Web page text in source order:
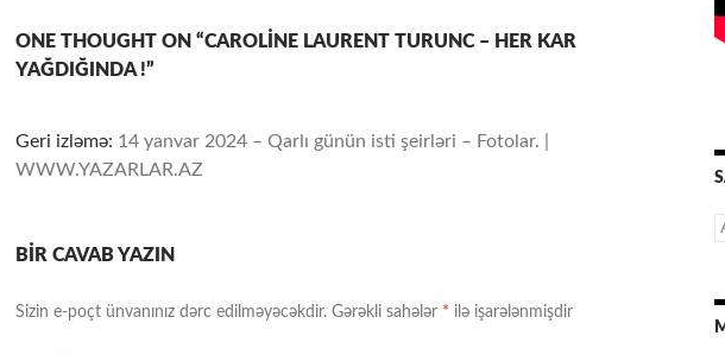
ONE THOUGHT ON “CAROLINE LAURENT TURUNC – HER KAR
YAĞDIĞINDA !”
Geri izləmə: 14 yanvar 2024 – Qarlı günün isti şeirləri – Fotolar. |
WWW.YAZARLAR.AZ
BIR CAVAB YAZIN
Sizin e-poçt ünvanınız dərc edilməyəcəkdir. Gərəkli sahələr * ilə işarələnmişdir